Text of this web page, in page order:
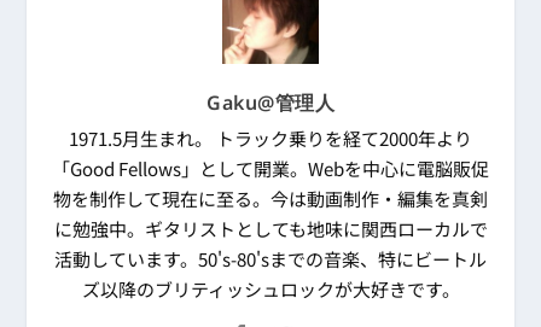
Gaku@管理人
1971.5月生まれ。 トラック乗りを経て2000年より
「Good Fellows」として開業。Webを中心に電脳販促
物を制作して現在に至る。今は動画制作・編集を真剣
に勉強中。ギタリストとしても地味に関西ローカルで
活動しています。50's-80'sまでの音楽、特にビートル
ズ以降のブリティッシュロックが大好きです。